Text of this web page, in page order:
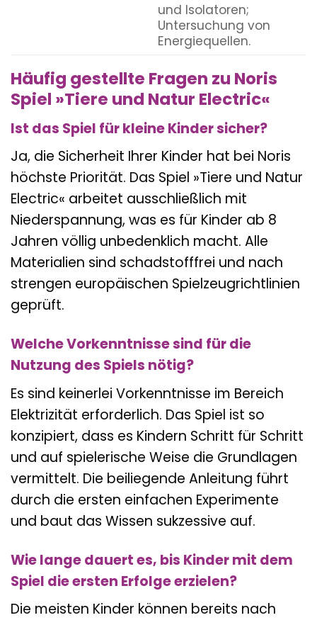
und Isolatoren;
Untersuchung von
Energiequellen.
Häufig gestellte Fragen zu Noris
Spiel »Tiere und Natur Electric«
Ist das Spiel für kleine Kinder sicher?
Ja, die Sicherheit Ihrer Kinder hat bei Noris
höchste Priorität. Das Spiel »Tiere und Natur
Electric« arbeitet ausschließlich mit
Niederspannung, was es für Kinder ab 8
Jahren völlig unbedenklich macht. Alle
Materialien sind schadstofffrei und nach
strengen europäischen Spielzeugrichtlinien
geprüft.
Welche Vorkenntnisse sind für die
Nutzung des Spiels nötig?
Es sind keinerlei Vorkenntnisse im Bereich
Elektrizität erforderlich. Das Spiel ist so
konzipiert, dass es Kindern Schritt für Schritt
und auf spielerische Weise die Grundlagen
vermittelt. Die beiliegende Anleitung führt
durch die ersten einfachen Experimente
und baut das Wissen sukzessive auf.
Wie lange dauert es, bis Kinder mit dem
Spiel die ersten Erfolge erzielen?
Die meisten Kinder können bereits nach